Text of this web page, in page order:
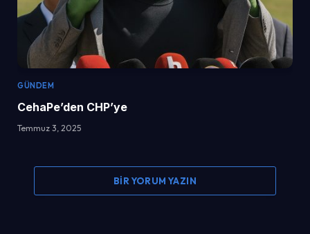
GÜNDEM
CehaPe’den CHP’ye
Temmuz 3, 2025
BIR YORUM YAZIN